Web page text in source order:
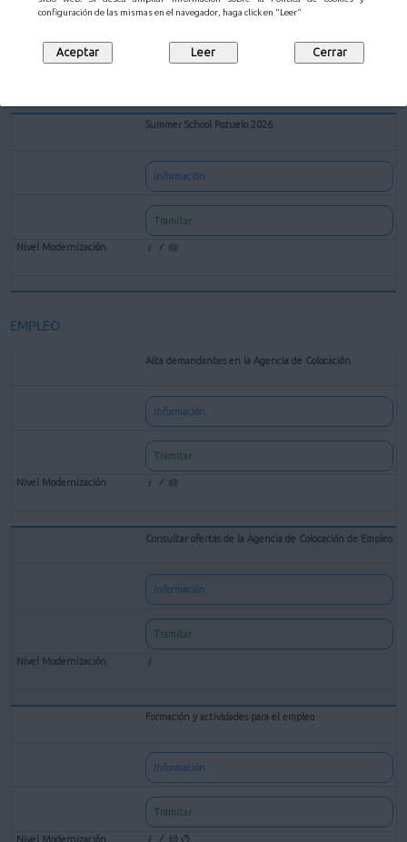
configuración de las mismas en el navegador, haga click en "Leer"
Tramitar
Summer School Pozuelo 2026
Información
Tramitar
EMPLEO
Alta demandantes en la Agencia de Colocación
Información
Tramitar
Consultar ofertas de la Agencia de Colocación de Empleo
Información
Tramitar
Formación y actividades para el empleo
Información
Tramitar